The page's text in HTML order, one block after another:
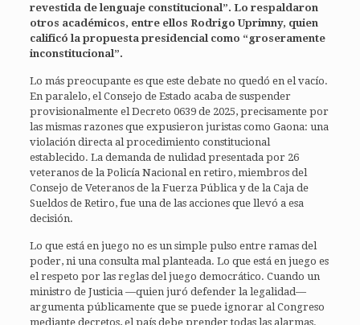
revestida de lenguaje constitucional”. Lo respaldaron
otros académicos, entre ellos Rodrigo Uprimny, quien
calificó la propuesta presidencial como “groseramente
inconstitucional”.
Lo más preocupante es que este debate no quedó en el vacío.
En paralelo, el Consejo de Estado acaba de suspender
provisionalmente el Decreto 0639 de 2025, precisamente por
las mismas razones que expusieron juristas como Gaona: una
violación directa al procedimiento constitucional
establecido. La demanda de nulidad presentada por 26
veteranos de la Policía Nacional en retiro, miembros del
Consejo de Veteranos de la Fuerza Pública y de la Caja de
Sueldos de Retiro, fue una de las acciones que llevó a esa
decisión.
Lo que está en juego no es un simple pulso entre ramas del
poder, ni una consulta mal planteada. Lo que está en juego es
el respeto por las reglas del juego democrático. Cuando un
ministro de Justicia —quien juró defender la legalidad—
argumenta públicamente que se puede ignorar al Congreso
mediante decretos, el país debe prender todas las alarmas.